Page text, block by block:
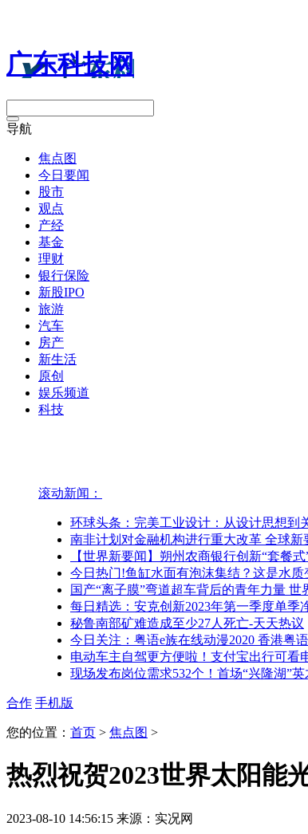
广东科技网
导航
焦点图
今日要闻
股市
观点
产经
基金
理财
银行保险
新股IPO
旅游
汽车
房产
新生活
原创
娱乐频道
科技
滚动新闻：
环球头条：完美工业设计：从设计思想到
南非计划对金融机构进行重大改革 全球新
【世界新要闻】朔州农商银行创新“套餐
今日热门!鱼缸水面有泡沫集结？这是水
国产“离子膜”弯道超车背后的青年力量 世
每日精选：安克创新2023年第一季度单季
秘鲁南部矿难造成至少27人死亡-天天热议
今日关注：粤语e族在线动漫2020 香港粤
电动车主自驾更方便啦！支付宝出行可看
现场发布岗位需求532个！首场“兴隆湖”
合作 手机版
您的位置： 首页 > 焦点图 >
热烈祝贺2023世界太阳能
2023-08-10 14:56:15 来源：实况网